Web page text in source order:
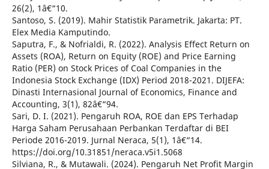
26(2), 1â€“10.
Santoso, S. (2019). Mahir Statistik Parametrik. Jakarta: PT.
Elex Media Kamputindo.
Saputra, F., & Nofrialdi, R. (2022). Analysis Effect Return on
Assets (ROA), Return on Equity (ROE) and Price Earning
Ratio (PER) on Stock Prices of Coal Companies in the
Indonesia Stock Exchange (IDX) Period 2018-2021. DIJEFA:
Dinasti Internasional Journal of Economics, Finance and
Accounting, 3(1), 82â€“94.
Sari, D. I. (2021). Pengaruh ROA, ROE dan EPS Terhadap
Harga Saham Perusahaan Perbankan Terdaftar di BEI
Periode 2016-2019. Jurnal Neraca, 5(1), 1â€“14.
https://doi.org/10.31851/neraca.v5i1.5068
Silviana, R., & Mutawali. (2024). Pengaruh Net Profit Margin